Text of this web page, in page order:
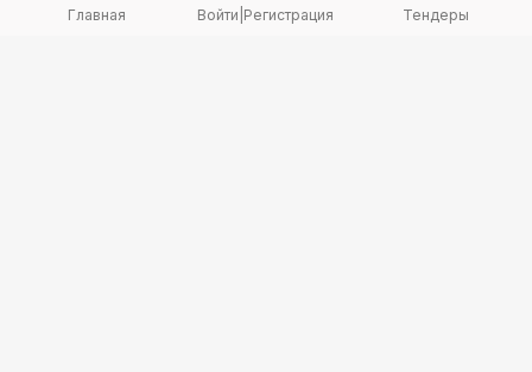
Главная Войти Регистрация Тендеры